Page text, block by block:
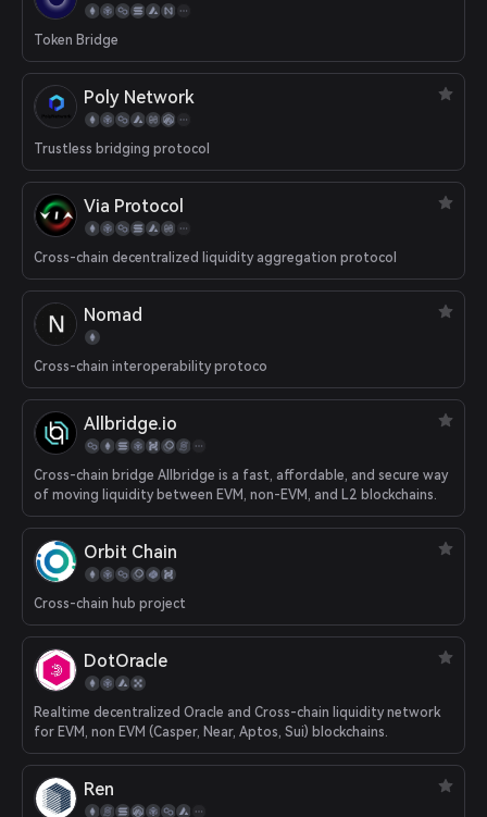
Español
Português (Brasil)
Español (Argentina)
Token Bridge
Poly Network
Trustless bridging protocol
Via Protocol
Cross-chain decentralized liquidity aggregation protocol
Nomad
Cross-chain interoperability protoco
Allbridge.io
Cross-chain bridge Allbridge is a fast, affordable, and secure way
of moving liquidity between EVM, non-EVM, and L2 blockchains.
Orbit Chain
Cross-chain hub project
DotOracle
Realtime decentralized Oracle and Cross-chain liquidity network
for EVM, non EVM (Casper, Near, Aptos, Sui) blockchains.
Ren